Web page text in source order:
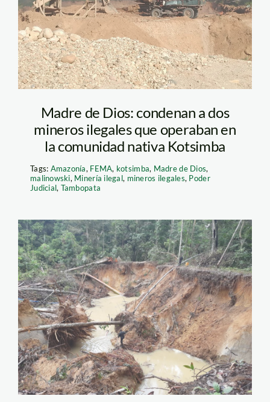
Madre de Dios: condenan a dos
mineros ilegales que operaban en
la comunidad nativa Kotsimba
Tags: Amazonía, FEMA, kotsimba, Madre de Dios,
malinowski, Minería ilegal, mineros ilegales, Poder
Judicial, Tambopata
FEMA-Operativo-
mineria-ilegal-
pariamanu-1